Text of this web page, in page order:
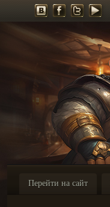
Перейти на сайт